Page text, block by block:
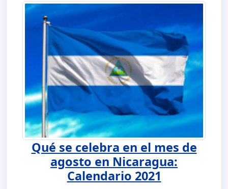
Qué se celebra en el mes de
agosto en Nicaragua:
Calendario 2021